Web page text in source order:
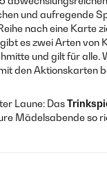
und aufregende
nach eine Karte
es zwei Arten
und gilt für alle.
den Aktionskarten
Laune: Das
Mädelsabende so